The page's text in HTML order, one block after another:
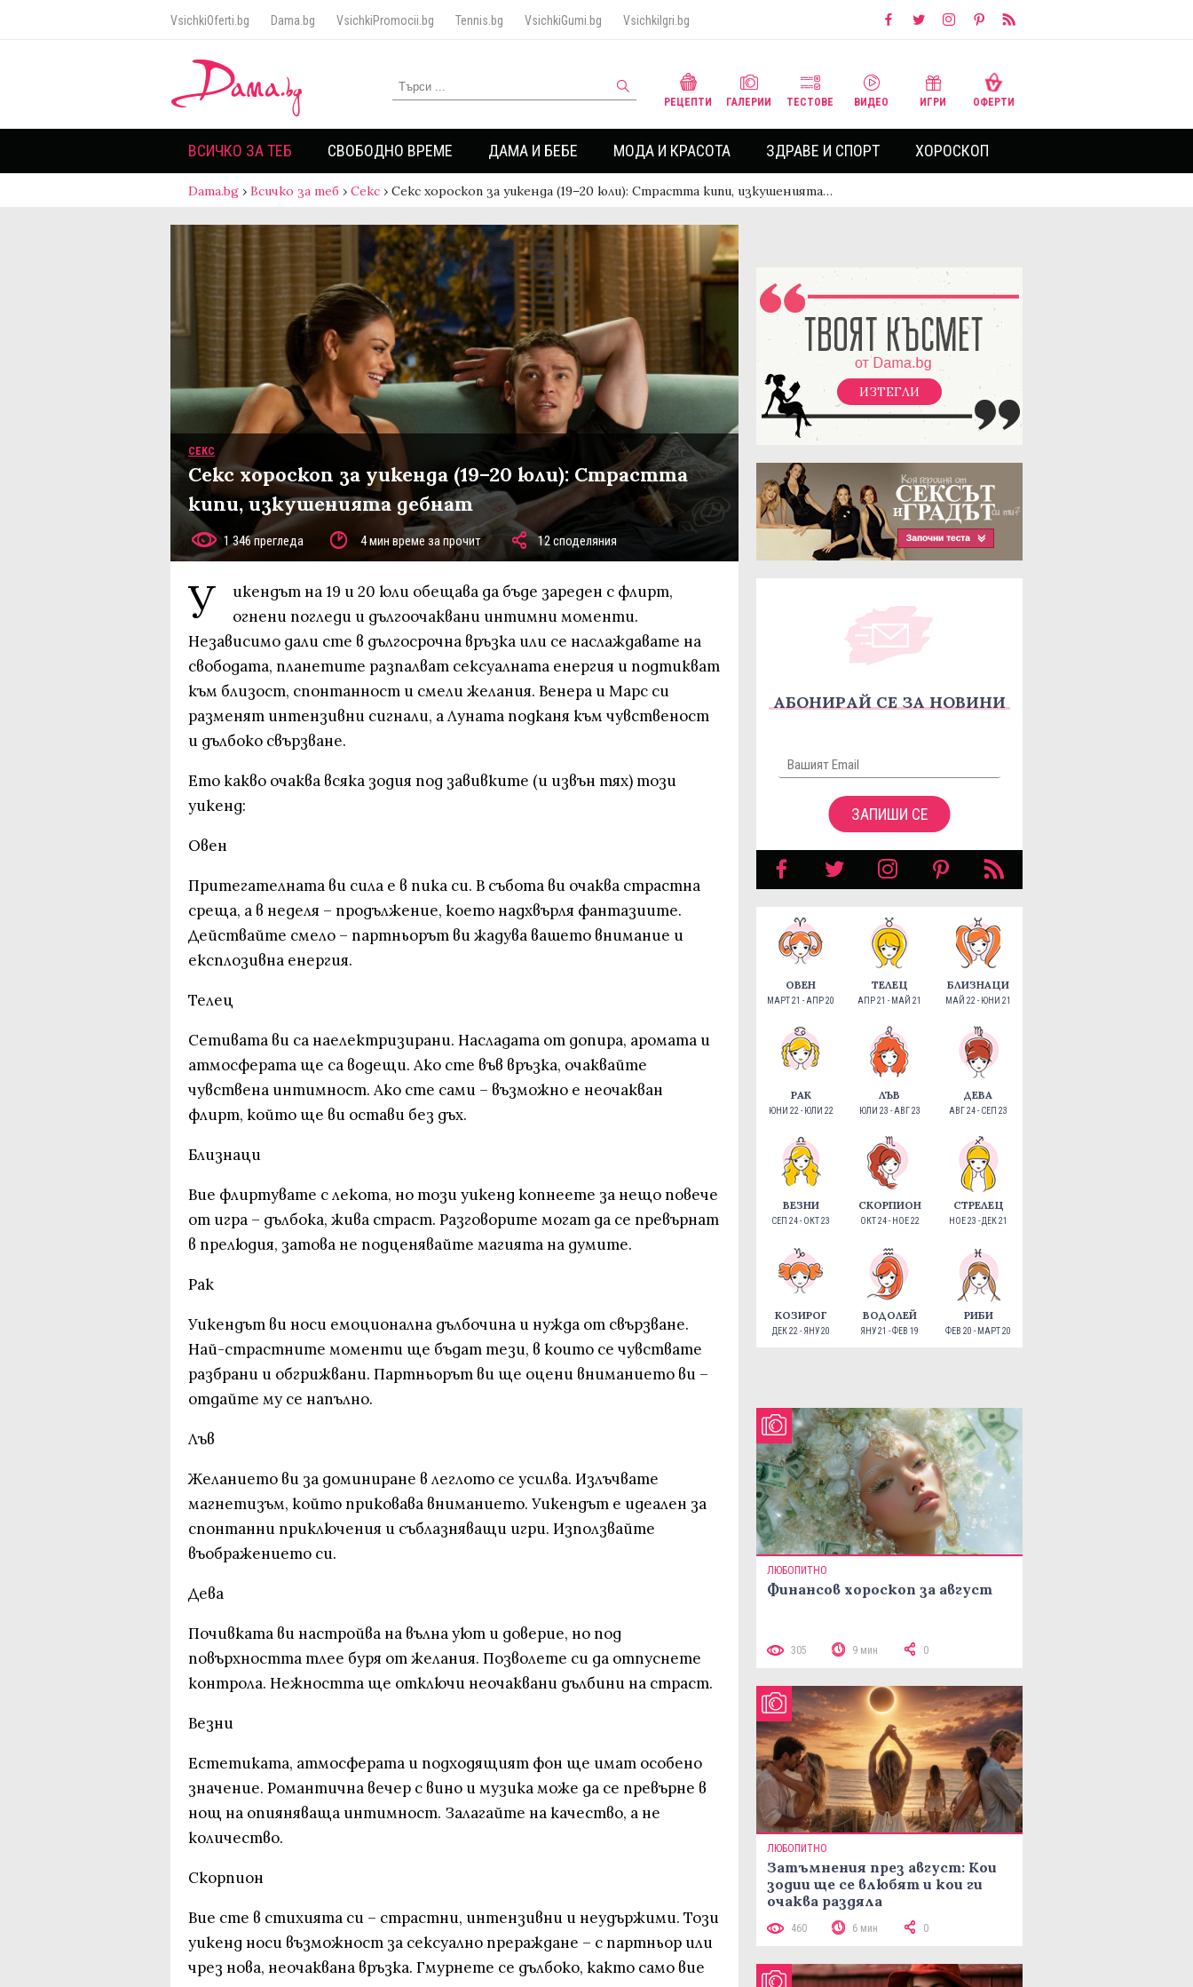
VsichkiOferti.bg Dama.bg VsichkiPromocii.bg Tennis.bg VsichkiGumi.bg VsichkiIgri.bg
РЕЦЕПТИ ГАЛЕРИИ ТЕСТОВЕ ВИДЕО ИГРИ ОФЕРТИ
ВСИЧКО ЗА ТЕБ СВОБОДНО ВРЕМЕ ДАМА И БЕБЕ МОДА И КРАСОТА ЗДРАВЕ И СПОРТ ХОРОСКОП
Dama.bg › Всичко за теб › Секс › Секс хороскоп за уикенда (19–20 юли): Страстта кипи, изкушенията…
СЕКС
Секс хороскоп за уикенда (19–20 юли): Страстта
кипи, изкушенията дебнат
1 346 прегледа 4 мин време за прочит 12 споделяния
У
икендът на 19 и 20 юли обещава да бъде зареден с флирт,
огнени погледи и дългоочаквани интимни моменти.
Независимо дали сте в дългосрочна връзка или се наслаждавате на
свободата, планетите разпалват сексуалната енергия и подтикват
към близост, спонтанност и смели желания. Венера и Марс си
разменят интензивни сигнали, а Луната подканя към чувственост
и дълбоко свързване.
Ето какво очаква всяка зодия под завивките (и извън тях) този
уикенд:
Овен
Притегателната ви сила е в пика си. В събота ви очаква страстна
среща, а в неделя – продължение, което надхвърля фантазиите.
Действайте смело – партньорът ви жадува вашето внимание и
експлозивна енергия.
Телец
Сетивата ви са наелектризирани. Насладата от допира, аромата и
атмосферата ще са водещи. Ако сте във връзка, очаквайте
чувствена интимност. Ако сте сами – възможно е неочакван
флирт, който ще ви остави без дъх.
Близнаци
Вие флиртувате с лекота, но този уикенд копнеете за нещо повече
от игра – дълбока, жива страст. Разговорите могат да се превърнат
в прелюдия, затова не подценявайте магията на думите.
Рак
Уикендът ви носи емоционална дълбочина и нужда от свързване.
Най-страстните моменти ще бъдат тези, в които се чувствате
разбрани и обгрижвани. Партньорът ви ще оцени вниманието ви –
отдайте му се напълно.
Лъв
Желанието ви за доминиране в леглото се усилва. Излъчвате
магнетизъм, който приковава вниманието. Уикендът е идеален за
спонтанни приключения и съблазняващи игри. Използвайте
въображението си.
Дева
Почивката ви настройва на вълна уют и доверие, но под
повърхността тлее буря от желания. Позволете си да отпуснете
контрола. Нежността ще отключи неочаквани дълбини на страст.
Везни
Естетиката, атмосферата и подходящият фон ще имат особено
значение. Романтична вечер с вино и музика може да се превърне в
нощ на опияняваща интимност. Залагайте на качество, а не
количество.
Скорпион
Вие сте в стихията си – страстни, интензивни и неудържими. Този
уикенд носи възможност за сексуално прераждане – с партньор или
чрез нова, неочаквана връзка. Гмурнете се дълбоко, както само вие
ИЗТЕГЛИ
АБОНИРАЙ СЕ ЗА НОВИНИ
ЗАПИШИ СЕ
ОВЕН
МАРТ 21 - АПР 20
ТЕЛЕЦ
АПР 21 - МАЙ 21
БЛИЗНАЦИ
МАЙ 22 - ЮНИ 21
РАК
ЮНИ 22 - ЮЛИ 22
ЛЪВ
ЮЛИ 23 - АВГ 23
ДЕВА
АВГ 24 - СЕП 23
ВЕЗНИ
СЕП 24 - ОКТ 23
СКОРПИОН
ОКТ 24 - НОЕ 22
СТРЕЛЕЦ
НОЕ 23 - ДЕК 21
КОЗИРОГ
ДЕК 22 - ЯНУ 20
ВОДОЛЕЙ
ЯНУ 21 - ФЕВ 19
РИБИ
ФЕВ 20 - МАРТ 20
ЛЮБОПИТНО
Финансов хороскоп за август
305 9 мин 0
ЛЮБОПИТНО
Затъмнения през август: Кои
зодии ще се влюбят и кои ги
очаква раздяла
460 6 мин 0